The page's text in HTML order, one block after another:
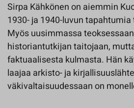
Sirpa Kähkönen on aiemmin
1930- ja 1940-luvun
Myös uusimmassa
historiantutkijan taitojaan,
faktuaalisesta kulmasta. Hän
laajaa arkisto- ja
väkivaltaisuudessaan on